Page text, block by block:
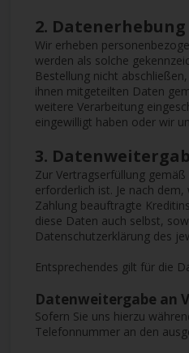
2.
Wir erheben
werden als solche
Bestellung nicht
ihnen mitgeteilten Daten
weitere Verarbeitung
eingewilligt haben oder wir
3.
Zur Vertragserfüllung
erforderlich ist. Je nach
Zahlung beauftragte
diese Daten auch selbst,
Datenschutzerklärung des
Entsprechendes gilt für die
Datenweitergabe an
Sofern Sie uns hierzu
Telefonnummer an den